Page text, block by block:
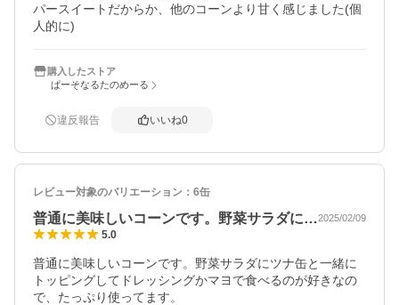
パースイートだからか、他のコーンより甘く感じました(個
人的に)
購入したストア
ぱーそなるたのめーる
違反報告 いいね0
レビュー対象のバリエーション： 6缶
普通に美味しいコーンです。野菜サラダに…2025/02/09
5.0
普通に美味しいコーンです。野菜サラダにツナ缶と一緒に
トッピングしてドレッシングかマヨで食べるのが好きなの
で、たっぷり使ってます。